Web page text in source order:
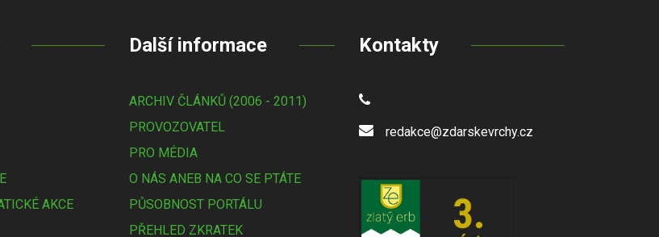
AKCE
Další informace
ARCHIV ČLÁNKŮ (2006 - 2011)
PROVOZOVATEL
PRO MÉDIA
O NÁS ANEB NA CO SE PTÁTE
PŮSOBNOST PORTÁLU
PŘEHLED ZKRATEK
Kontakty
redakce@zdarskevrchy.cz